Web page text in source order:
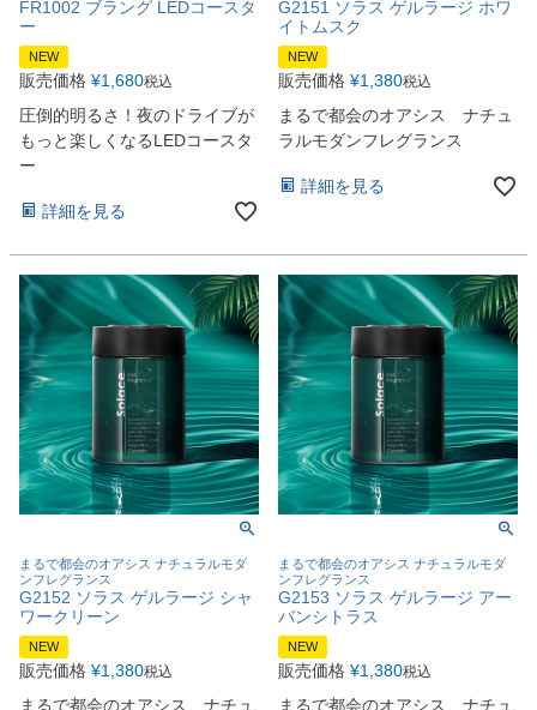
FR1002 ブラング LEDコースタ
ー
NEW
販売価格 ¥1,680税込
圧倒的明るさ！夜のドライブが
もっと楽しくなるLEDコースタ
ー
詳細を見る
G2151 ソラス ゲルラージ ホワ
イトムスク
NEW
販売価格 ¥1,380税込
まるで都会のオアシス ナチュ
ラルモダンフレグランス
詳細を見る
まるで都会のオアシス ナチュラルモダ
ンフレグランス
G2152 ソラス ゲルラージ シャ
ワークリーン
NEW
販売価格 ¥1,380税込
まるで都会のオアシス ナチュ
まるで都会のオアシス ナチュラルモダ
ンフレグランス
G2153 ソラス ゲルラージ アー
バンシトラス
NEW
販売価格 ¥1,380税込
まるで都会のオアシス ナチュ